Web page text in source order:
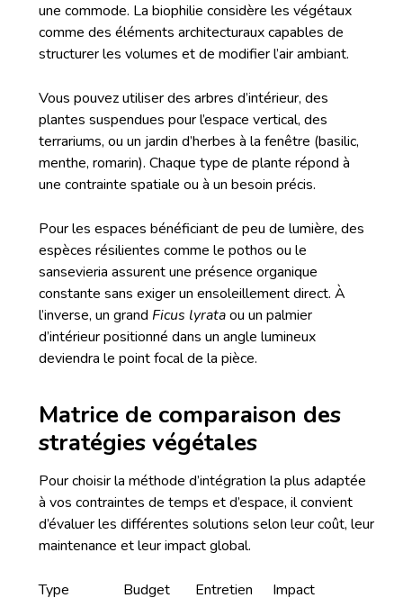
une commode. La biophilie considère les végétaux
comme des éléments architecturaux capables de
structurer les volumes et de modifier l’air ambiant.
Vous pouvez utiliser des arbres d’intérieur, des
plantes suspendues pour l’espace vertical, des
terrariums, ou un jardin d’herbes à la fenêtre (basilic,
menthe, romarin). Chaque type de plante répond à
une contrainte spatiale ou à un besoin précis.
Pour les espaces bénéficiant de peu de lumière, des
espèces résilientes comme le pothos ou le
sansevieria assurent une présence organique
constante sans exiger un ensoleillement direct. À
l’inverse, un grand Ficus lyrataou un palmier
d’intérieur positionné dans un angle lumineux
deviendra le point focal de la pièce.
Matrice de comparaison des
stratégies végétales
Pour choisir la méthode d’intégration la plus adaptée
à vos contraintes de temps et d’espace, il convient
d’évaluer les différentes solutions selon leur coût, leur
maintenance et leur impact global.
Type
Budget
Entretien
Impact